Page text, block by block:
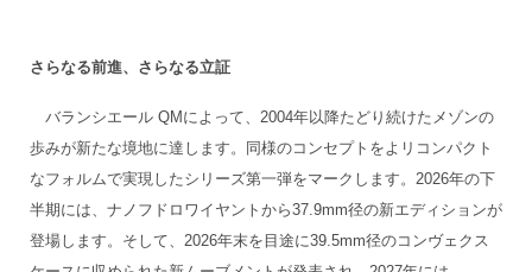
さらなる前進、さらなる立証
バランシエール QMによって、2004年以降たどり続けたメゾンの
歩みが新たな境地に達します。同様のコンセプトをよリコンパクト
なフォルムで実現したシリーズ第一弾をマークします。2026年の下
半期には、ナノフドロワイヤントから37.9mm径の新エディションが
登場します。そして、2026年末を目途に39.5mm径のコンヴェクス